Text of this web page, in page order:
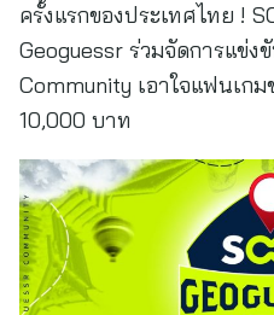
ครั้งแรกของประเทศไทย !
Geoguessr ร่วมจัดการแข่ง
Community เอาใจแฟนเกม
10,000 บาท